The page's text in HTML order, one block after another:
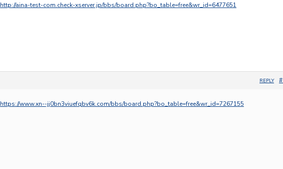
http://aina-test-com.check-xserver.jp/bbs/board.php?bo_table=free&wr_id=6477651
REPLY
https://www.xn--jj0bn3viuefqbv6k.com/bbs/board.php?bo_table=free&wr_id=7267155